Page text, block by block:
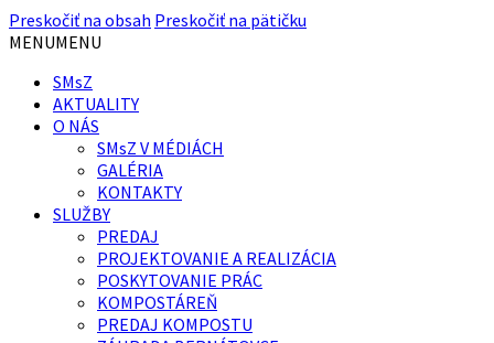
Preskočiť na obsah Preskočiť na pätičku
MENUMENU
SMsZ
AKTUALITY
O NÁS
SMsZ V MÉDIÁCH
GALÉRIA
KONTAKTY
SLUŽBY
PREDAJ
PROJEKTOVANIE A REALIZÁCIA
POSKYTOVANIE PRÁC
KOMPOSTÁREŇ
PREDAJ KOMPOSTU